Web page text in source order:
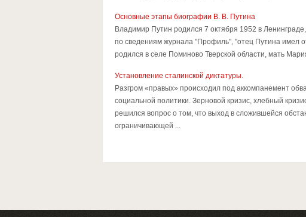
Основные этапы биографии В. В. Путина
Владимир Путин родился 7 октября 1952 в
по сведениям журнала "Профиль", "отец Путина
родился в селе Поминово Тверской области, мать
Установление сталинской диктатуры.
Разгром «правых» происходил под аккомпанемент
социальной политики. Зерновой кризис, хлебный
решился вопрос о том, что выход в сложившейся
ограничивающей ...